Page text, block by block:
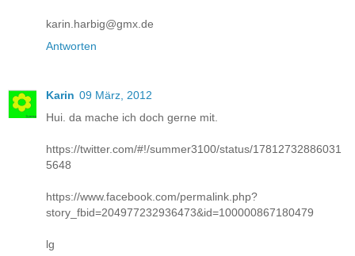
karin.harbig@gmx.de
Antworten
Karin 09 März, 2012
Hui. da mache ich doch gerne mit.
https://twitter.com/#!/summer3100/status/17812732886031
5648
https://www.facebook.com/permalink.php?
story_fbid=204977232936473&id=100000867180479
lg